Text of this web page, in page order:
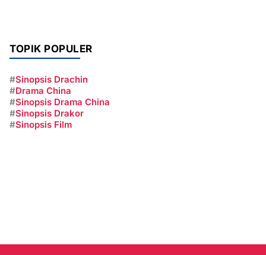
TOPIK POPULER
#Sinopsis Drachin
#Drama China
#Sinopsis Drama China
#Sinopsis Drakor
#Sinopsis Film